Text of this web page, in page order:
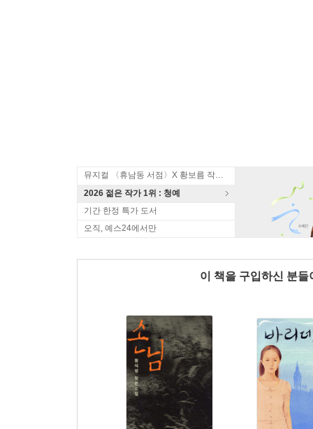
뮤지컬 〈휴남동 서점〉X 황보름 작가 북토크
2026 젊은 작가 1위 : 청예
기간 한정 특가 도서
오직, 예스24에서만
이 책을 구입하신 분